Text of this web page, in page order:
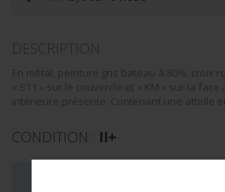
DESCRIPTION
En métal, peinture gris bateau à 80%, croix
« S11 » sur le couvercle et « KM » sur la face
intérieure présente. Contenant une attelle
CONDITION : II+